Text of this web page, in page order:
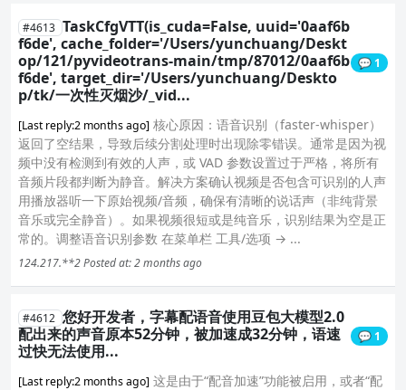
#4613 TaskCfgVTT(is_cuda=False, uuid='0aaf6b
f6de', cache_folder='/Users/yunchuang/Deskt
op/121/pyvideotrans-main/tmp/87012/0aaf6b
f6de', target_dir='/Users/yunchuang/Deskto
p/tk/一次性灭烟沙/_vid...
💬 1
[Last reply:2 months ago] 核心原因：语音识别（faster-whisper）
返回了空结果，导致后续分割处理时出现除零错误。通常是因为视
频中没有检测到有效的人声，或 VAD 参数设置过于严格，将所有
音频片段都判断为静音。解决方案确认视频是否包含可识别的人声
用播放器听一下原始视频/音频，确保有清晰的说话声（非纯背景
音乐或完全静音）。如果视频很短或是纯音乐，识别结果为空是正
常的。调整语音识别参数 在菜单栏 工具/选项 → ...
124.217.**2Posted at: 2 months ago
#4612 您好开发者，字幕配语音使用豆包大模型2.0
配出来的声音原本52分钟，被加速成32分钟，语速
过快无法使用...
💬 1
[Last reply:2 months ago] 这是由于“配音加速”功能被启用，或者“配